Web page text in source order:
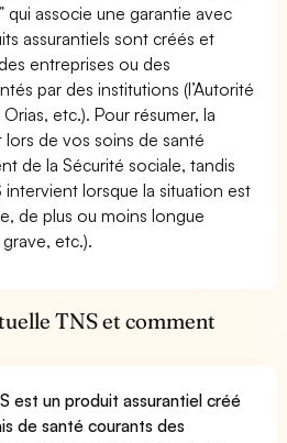
” qui associe une garantie avec
assurantiels sont créés et
entreprises ou des
par des institutions (l’Autorité
etc.). Pour résumer, la
de vos soins de santé
de la Sécurité sociale, tandis
intervient lorsque la situation est
de plus ou moins longue
etc.).
TNS et comment
est un produit assurantiel créé
de santé courants des